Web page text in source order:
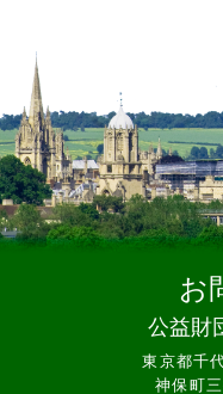
お
公益財
東京都千
神保町